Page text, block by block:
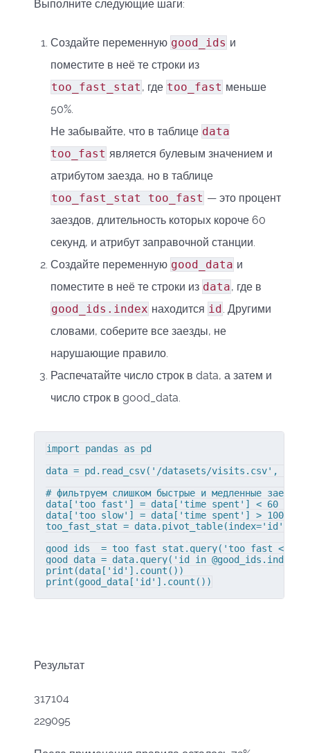
Выполните следующие шаги:
Создайте переменную good_ids и
поместите в неё те строки из
too_fast_stat , где too_fast меньше
50%.
Не забывайте, что в таблице data
too_fast является булевым значением и
атрибутом заезда, но в таблице
too_fast_stat too_fast — это процент
заездов, длительность которых короче 60
секунд, и атрибут заправочной станции.
Создайте переменную good_data и
поместите в неё те строки из data, где в
good_ids.index находится id . Другими
словами, соберите все заезды, не
нарушающие правило.
Распечатайте число строк в data, а затем и
число строк в good_data.
import pandas as pd
data = pd.read_csv('/datasets/visits.csv',
# фильтруем слишком быстрые и медленные заезды
data['too_fast'] = data['time_spent'] < 60
data['too_slow'] = data['time_spent'] > 1000
too_fast_stat = data.pivot_table(index='id',
good_ids  = too_fast_stat.query('too_fast <
good_data = data.query('id in @good_ids.index')
print(data['id'].count())
print(good_data['id'].count())
Результат
317104
229095